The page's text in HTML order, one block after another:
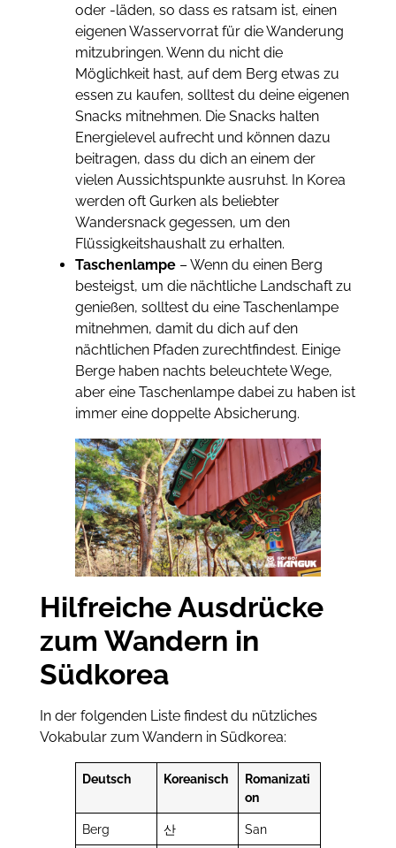
oder -läden, so dass es ratsam ist, einen
eigenen Wasservorrat für die Wanderung
mitzubringen. Wenn du nicht die
Möglichkeit hast, auf dem Berg etwas zu
essen zu kaufen, solltest du deine eigenen
Snacks mitnehmen. Die Snacks halten
Energielevel aufrecht und können dazu
beitragen, dass du dich an einem der
vielen Aussichtspunkte ausruhst. In Korea
werden oft Gurken als beliebter
Wandersnack gegessen, um den
Flüssigkeitshaushalt zu erhalten.
Taschenlampe– Wenn du einen Berg
besteigst, um die nächtliche Landschaft zu
genießen, solltest du eine Taschenlampe
mitnehmen, damit du dich auf den
nächtlichen Pfaden zurechtfindest. Einige
Berge haben nachts beleuchtete Wege,
aber eine Taschenlampe dabei zu haben ist
immer eine doppelte Absicherung.
Hilfreiche Ausdrücke
zum Wandern in
Südkorea
In der folgenden Liste findest du nützliches
Vokabular zum Wandern in Südkorea:
Deutsch Koreanisch
Romanizati
on
Berg 산 San